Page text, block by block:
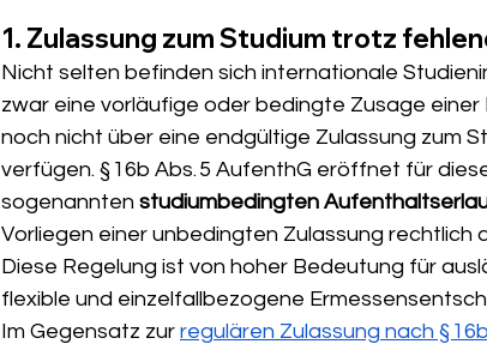
1. Zulassung zum Studium trotz
Nicht selten befinden sich internationale
zwar eine vorläufige oder bedingte Zusage
noch nicht über eine endgültige Zulassung zum
verfügen. § 16b Abs. 5 AufenthG eröffnet für
sogenannten studiumbedingten
Vorliegen einer unbedingten Zulassung rechtlich
Diese Regelung ist von hoher Bedeutung für
flexible und einzelfallbezogene
Im Gegensatz zur regulären Zulassung nach § 16b